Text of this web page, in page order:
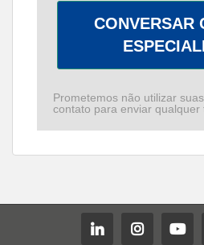
CONVERSAR
Prometemos não utilizar
contato para enviar qualquer